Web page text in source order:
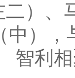
二）、
中）
智利